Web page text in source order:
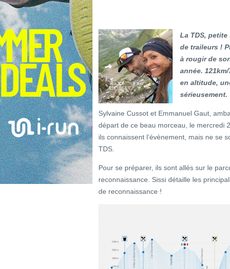
La TDS,
de traileurs !
à rougir de
année.
en altitude,
sérieusement.
Sylvaine Cussot et Emmanuel Gaut,
départ de ce beau morceau, le mercredi
ils connaissent l’évènement, mais ne se
TDS.
Pour se préparer, ils sont allés sur le
reconnaissance. Sissi détaille les
de reconnaissance !